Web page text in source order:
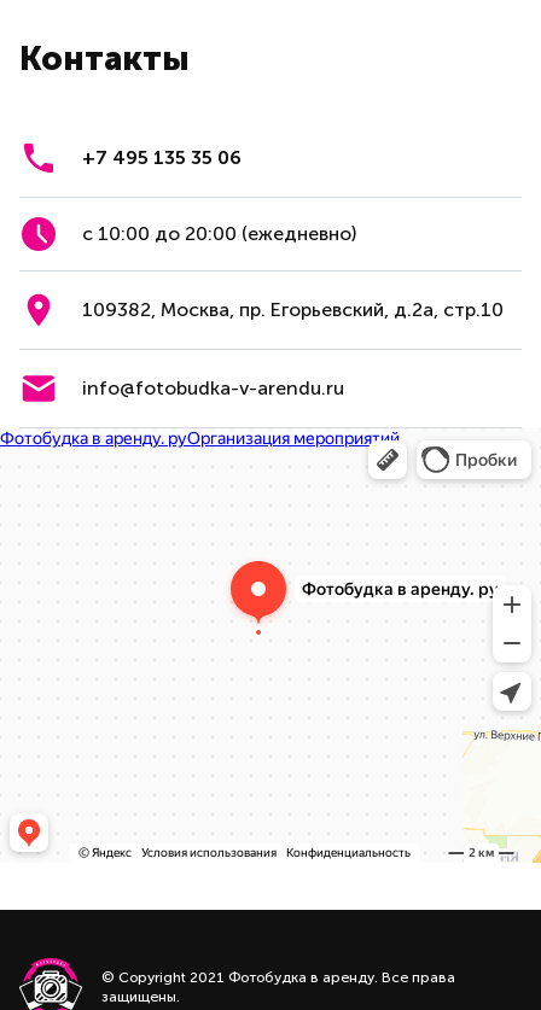
Контакты
+7 495 135 35 06
с 10:00 до 20:00 (ежедневно)
109382, Москва, пр. Егорьевский, д.2а, стр.10
info@fotobudka-v-arendu.ru
© Copyright 2021 Фотобудка в аренду. Все права
защищены.